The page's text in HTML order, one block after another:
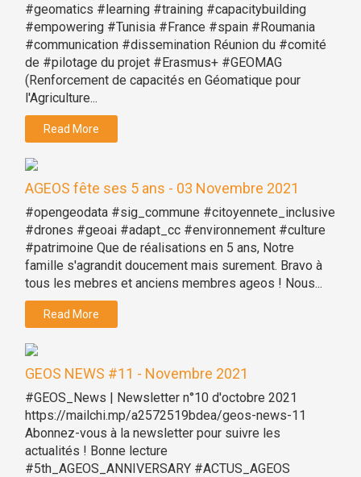
#geomatics #learning #training #capacitybuilding
#empowering #Tunisia #France #spain #Roumania
#communication #dissemination Réunion du #comité
de #pilotage du projet #Erasmus+ #GEOMAG
(Renforcement de capacités en Géomatique pour
l'Agriculture...
Read More
AGEOS fête ses 5 ans - 03 Novembre 2021
#opengeodata #sig_commune #citoyennete_inclusive
#drones #geoai #adapt_cc #environnement #culture
#patrimoine Que de réalisations en 5 ans, Notre
famille s'agrandit doucement mais surement. Bravo à
tous les mebres et anciens membres ageos ! Nous...
Read More
GEOS NEWS #11 - Novembre 2021
#GEOS_News | Newsletter n°10 d'octobre 2021
https://mailchi.mp/a2572519bdea/geos-news-11
Abonnez-vous à la newsletter pour suivre les
actualités ! Bonne lecture
#5th_AGEOS_ANNIVERSARY #ACTUS_AGEOS